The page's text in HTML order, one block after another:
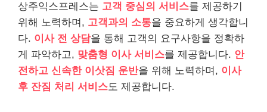
상주익스프레스는 고객 중심의 서비스를 제공하기
위해 노력하며, 고객과의 소통을 중요하게 생각합니
다. 이사 전 상담을 통해 고객의 요구사항을 정확하
게 파악하고, 맞춤형 이사 서비스를 제공합니다. 안
전하고 신속한 이삿짐 운반을 위해 노력하며, 이사
후 잔짐 처리 서비스도 제공합니다.